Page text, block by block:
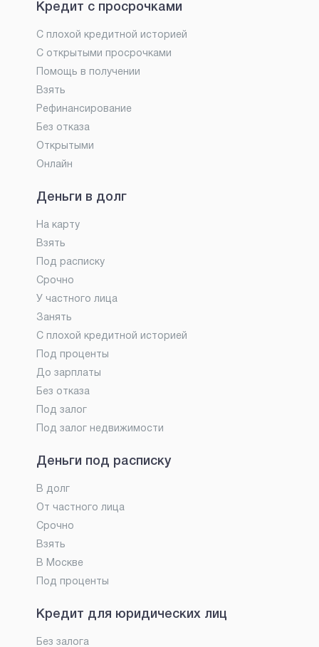
Кредит с просрочками
С плохой кредитной историей
С открытыми просрочками
Помощь в получении
Взять
Рефинансирование
Без отказа
Открытыми
Онлайн
Деньги в долг
На карту
Взять
Под расписку
Срочно
У частного лица
Занять
С плохой кредитной историей
Под проценты
До зарплаты
Без отказа
Под залог
Под залог недвижимости
Деньги под расписку
В долг
От частного лица
Срочно
Взять
В Москве
Под проценты
Кредит для юридических лиц
Без залога